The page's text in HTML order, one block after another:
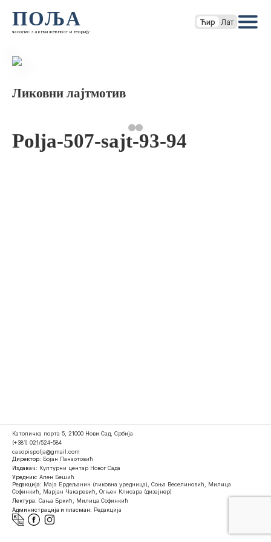
ПОЉА
часопис за књижевност и теорију
Ћир Лат
Ликовни лајтмотив
Polja-507-sajt-93-94
Католичка порта 5, 21000 Нови Сад, Србија
(+381) 021/524-584
casopispolja@gmail.com
Директор: Бојан Панаотовић
Издавач: Културни центар Новог Сада
Уредник: Ален Бешић
Редакција: Маја Ердељанин (ликовна уредница), Соња Веселиновић, Милица
Софинкић, Марјан Чакаревић, Огњен Клисара (дизајнер)
Лектура: Сања Бркић, Милица Софинкић
Администрација и пласман: Редакција